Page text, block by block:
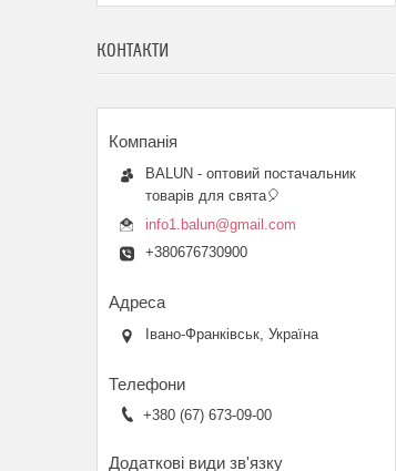
КОНТАКТИ
BALUN - оптовий постачальник
товарів для свята🎈
info1.balun@gmail.com
+380676730900
Івано-Франківськ, Україна
+380 (67) 673-09-00